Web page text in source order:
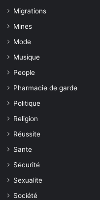
Migrations
Mines
Mode
Musique
People
Pharmacie de garde
Politique
Religion
Réussite
Sante
Sécurité
Sexualite
Société